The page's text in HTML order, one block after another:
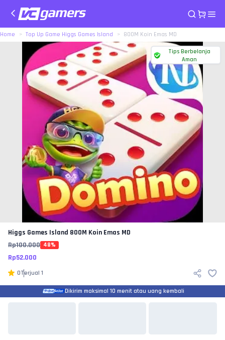
Home Top Up Game Higgs Games Island 800M Koin Emas MD
Tips Berbelanja
Aman
Higgs Games Island 800M Koin Emas MD
Rp100.000 48%
Rp52.000
0Terjual 1
Dikirim maksimal 10 menit atau uang kembali